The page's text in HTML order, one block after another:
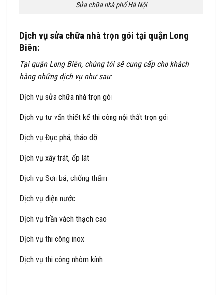
Sửa chữa nhà phố Hà Nội
Dịch vụ sửa chữa nhà trọn gói tại quận Long
Biên:
Tại quận Long Biên, chúng tôi sẽ cung cấp cho khách
hàng những dịch vụ như sau:
Dịch vụ sửa chữa nhà trọn gói
Dịch vụ tư vấn thiết kế thi công nội thất trọn gói
Dịch vụ Đục phá, tháo dỡ
Dịch vụ xây trát, ốp lát
Dịch vụ Sơn bả, chống thấm
Dịch vụ điện nước
Dịch vụ trần vách thạch cao
Dịch vụ thi công inox
Dịch vụ thi công nhôm kính